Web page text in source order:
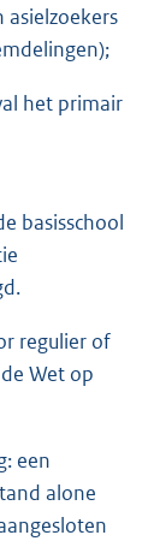
asielzoekers
het primair
basisschool
regulier of
Wet op
een
alone